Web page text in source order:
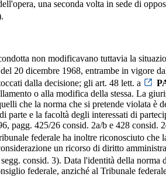
una seconda volta in sede di
non modificavano tuttavia la
20 dicembre 1968, entrambe in vigore
dalla decisione; gli art. 48 lett. a
o alla modifica della stessa. La
che la norma che si pretende violata è
e la facoltà degli interessati di
pagg. 425/26 consid. 2a/b e 428
federale ha inoltre riconosciuto
un ricorso di diritto
consid. 3). Data l'identità della norma
federale, anziché al Tribunale